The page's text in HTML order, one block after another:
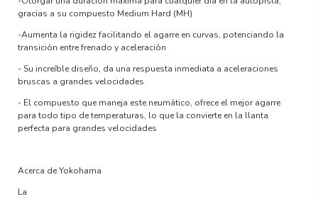
gracias a su compuesto Medium Hard (MH)
-Aumenta la rigidez facilitando el agarre en curvas, potenciando la
transición entre frenado y aceleración
- Su increíble diseño, da una respuesta inmediata a aceleraciones
bruscas a grandes velocidades
- El compuesto que maneja este neumático, ofrece el mejor agarre
para todo tipo de temperaturas, lo que la convierte en la llanta
perfecta para grandes velocidades
Acerca de Yokohama
La